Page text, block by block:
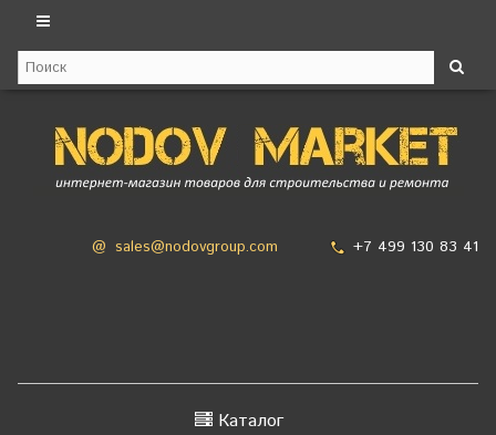
@ sales@nodovgroup.com +7 499 130 83 41
Каталог